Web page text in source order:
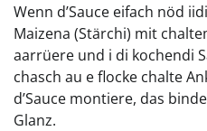
Wenn d’Sauce eifach nöd
Maizena (Stärchi) mit
aarrüere und i di kochendi
chasch au e flocke chalte
d’Sauce montiere, das
Glanz.